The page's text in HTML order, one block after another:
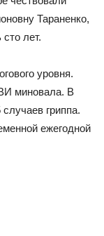
Тараненко,
лет.
уровня.
миновала. В
гриппа.
ежегодной